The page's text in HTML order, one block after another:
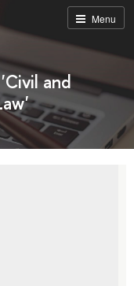
Menu
and